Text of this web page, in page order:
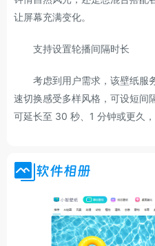
让屏幕充满变化。
支持设置轮播间隔时长
考虑到用户需求，该壁纸服
速切换感受多样风格，可设短间
可延长至 30 秒、1 分钟或更久
软件相册